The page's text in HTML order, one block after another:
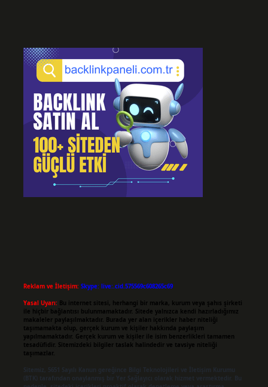
Reklam ve İletişim: Skype: live:.cid.575569c608265c69
Yasal Uyarı: Bu internet sitesi, herhangi bir marka, kurum veya şahıs şirketi
ile hiçbir bağlantısı bulunmamaktadır. Sitede yalnızca kendi hazırladığımız
makaleler paylaşılmaktadır. Burada yer alan içerikler haber niteliği
taşımamakta olup, gerçek kurum ve kişiler hakkında paylaşım
yapılmamaktadır. Gerçek kurum ve kişiler ile isim benzerlikleri tamamen
tesadüfidir. Sitemizdeki bilgiler taslak halindedir ve tavsiye niteliği
taşımazlar.
Sitemiz, 5651 Sayılı Kanun gereğince Bilgi Teknolojileri ve İletişim Kurumu
(BTK) tarafından onaylanmış bir Yer Sağlayıcı olarak hizmet vermektedir. Bu